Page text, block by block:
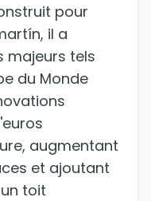
pour
il a
majeurs tels
du Monde
augmentant
et ajoutant
toit